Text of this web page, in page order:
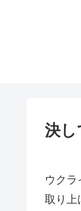
決し
ウクラ
取り上